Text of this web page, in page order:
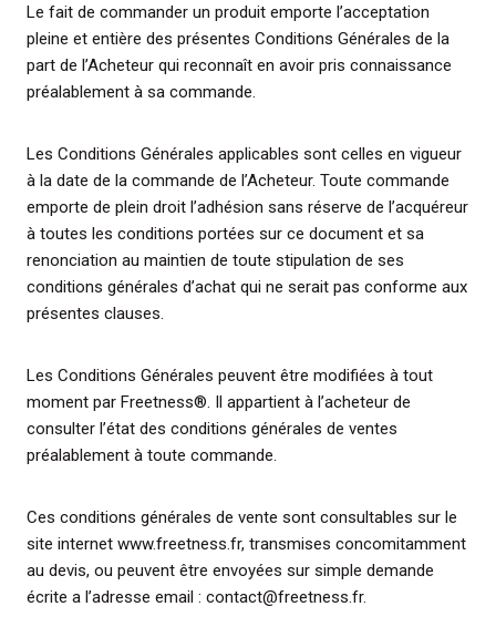
Le fait de commander un produit emporte l’acceptation
pleine et entière des présentes Conditions Générales de la
part de l’Acheteur qui reconnaît en avoir pris connaissance
préalablement à sa commande.
Les Conditions Générales applicables sont celles en vigueur
à la date de la commande de l’Acheteur. Toute commande
emporte de plein droit l’adhésion sans réserve de l’acquéreur
à toutes les conditions portées sur ce document et sa
renonciation au maintien de toute stipulation de ses
conditions générales d’achat qui ne serait pas conforme aux
présentes clauses.
Les Conditions Générales peuvent être modifiées à tout
moment par Freetness®. Il appartient à l’acheteur de
consulter l’état des conditions générales de ventes
préalablement à toute commande.
Ces conditions générales de vente sont consultables sur le
site internet www.freetness.fr, transmises concomitamment
au devis, ou peuvent être envoyées sur simple demande
écrite a l’adresse email : contact@freetness.fr.